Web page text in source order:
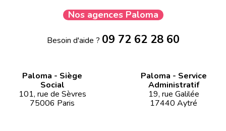
Nos agences Paloma
Besoin d'aide ? 09 72 62 28 60
Paloma - Siège
Social
101, rue de Sèvres
75006 Paris
Paloma - Service
Administratif
19, rue Galilée
17440 Aytré